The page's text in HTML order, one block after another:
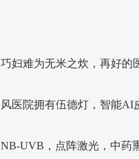
巧妇难为无米之炊，再好的
风医院拥有伍德灯，智能AI
NB-UVB，点阵激光，中药